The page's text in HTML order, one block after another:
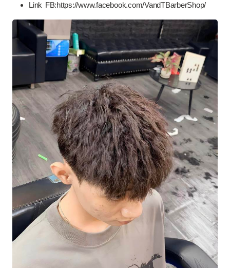
Link FB:https://www.facebook.com/VandTBarberShop/